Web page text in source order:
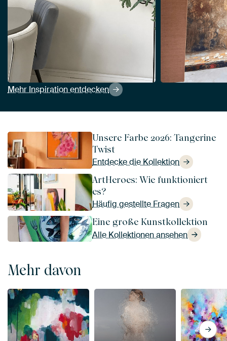
Mehr Inspiration entdecken
Unsere Farbe 2026: Tangerine
Twist
Entdecke die Kollektion
ArtHeroes: Wie funktioniert
es?
Häufig gestellte Fragen
Eine große Kunstkollektion
Alle Kollektionen ansehen
Mehr davon